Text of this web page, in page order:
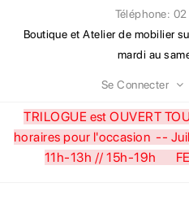
Téléphone:
Boutique et Atelier de mobilier
mardi au
Se Connecter
TRILOGUE est OUVERT
horaires pour l'occasion --
11h-13h // 15h-19h